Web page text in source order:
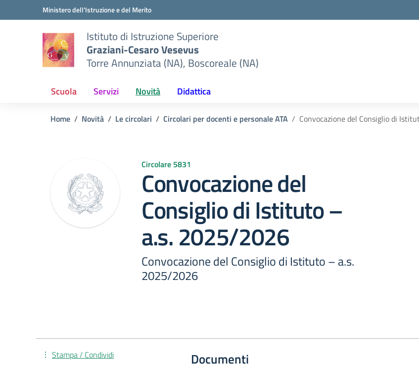
Vai ai contenuti
Vai al menu di navigazioneMinistero dell'Istruzione e del Merito
Istituto di Istruzione Superiore
Graziani-Cesaro Vesevus
Torre Annunziata (NA), Boscoreale (NA)
Scuola Servizi Novità Didattica
Home Novità Le circolari Circolari per docenti e personale ATA Convocazione del Consiglio di
Circolare 5831
Convocazione del
Consiglio di Istituto –
a.s. 2025/2026
Convocazione del Consiglio di Istituto – a.s.
2025/2026
Documenti
Stampa / Condividi